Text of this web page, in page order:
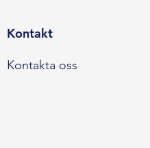
Kontakt
Kontakta oss